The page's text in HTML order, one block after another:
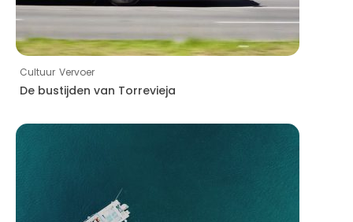
Cultuur Vervoer
De bustijden van Torrevieja